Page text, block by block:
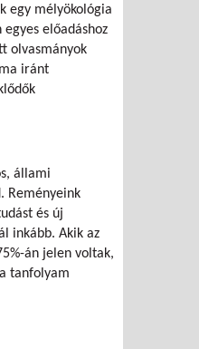
egy mélyökológia
előadáshoz
olvasmányok
iránt
állami
Reményeink
és új
inkább. Akik az
án jelen voltak,
tanfolyam